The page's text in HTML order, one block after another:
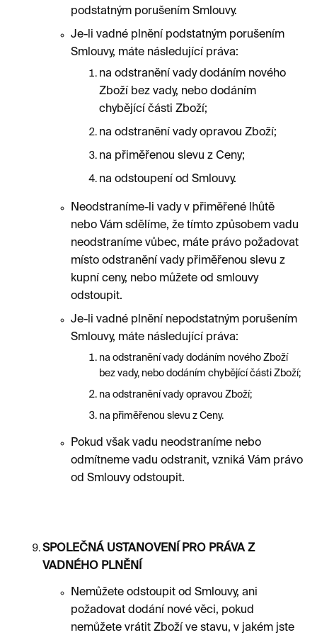
podstatným porušením Smlouvy.
Je-li vadné plnění podstatným porušením
Smlouvy, máte následující práva:
na odstranění vady dodáním nového
Zboží bez vady, nebo dodáním
chybějící části Zboží;
na odstranění vady opravou Zboží;
na přiměřenou slevu z Ceny;
na odstoupení od Smlouvy.
Neodstraníme-li vady v přiměřené lhůtě
nebo Vám sdělíme, že tímto způsobem vadu
neodstraníme vůbec, máte právo požadovat
místo odstranění vady přiměřenou slevu z
kupní ceny, nebo můžete od smlouvy
odstoupit.
Je-li vadné plnění nepodstatným porušením
Smlouvy, máte následující práva:
na odstranění vady dodáním nového Zboží
bez vady, nebo dodáním chybějící části Zboží;
na odstranění vady opravou Zboží;
na přiměřenou slevu z Ceny.
Pokud však vadu neodstraníme nebo
odmítneme vadu odstranit, vzniká Vám právo
od Smlouvy odstoupit.
SPOLEČNÁ USTANOVENÍ PRO PRÁVA Z
VADNÉHO PLNĚNÍ
Nemůžete odstoupit od Smlouvy, ani
požadovat dodání nové věci, pokud
nemůžete vrátit Zboží ve stavu, v jakém jste